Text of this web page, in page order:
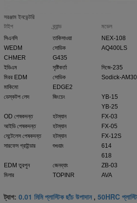
সরঞ্জাম ইনভেন্টরি
টাইপ
ব্র্যান্ড মডেল
সিএনসি
তাকিসাওয়া NEX-108
WEDM
সোডিক AQ400LS
CHMER
G435
ইডিএম
সৃষ্টিকর্তা সিজে-235
মিরর EDM
সোডিক Sodick-
মাকিমো
EDGE2
ডেস্কটপ লেদ
জিংচেং YB-15
YB-25
OD পেষকদন্ত
হটম্যান FX-03
আইডি পেষকদন্ত
হটম্যান FX-05
সেন্টেলেস পেষকদন্ত
হটম্যান FX-12S
সারফেস গ্রাইন্ডার
শুগুয়াং 614
618
EDM তুরপুন
জেনব্যাং ZB-03
মিলার
TOPINR AVA
ট্যাগ: 0.01 মিমি প্লাস্টিক ছাঁচ উপাদান, 50HRC